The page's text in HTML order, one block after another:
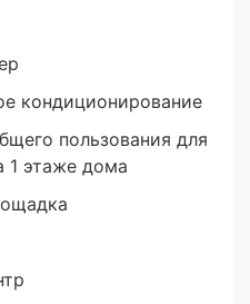
кондиционирование
пользования для
1 этаже дома